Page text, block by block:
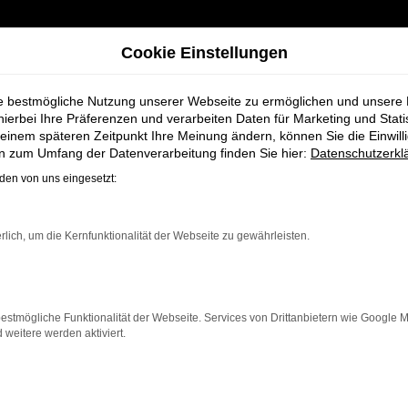
+ Koch - Ihr
Als erfahrene Experten bieten wir
auf Ihre Wünsche und Anforderungen abgestimmt
ermöglicht es Ihnen, das Modell zu finden, das
Services rund um Audi, die Ihnen den
oder eine umfassende
Ihnen eine Betreuung auf höchstem
für Audi und finden Sie mit uns das ideale
Cookie Einstellungen
bestmögliche Nutzung unserer Webseite zu ermöglichen und unsere
Ihre Präferenzen und verarbeiten Daten für Marketing und
späteren Zeitpunkt Ihre Meinung ändern, können Sie die
zum Umfang der Datenverarbeitung finden Sie hier:
von uns eingesetzt:
um die Kernfunktionalität der Webseite zu gewährleisten.
Funktionalität der Webseite. Services von Drittanbietern wie Google
weitere werden aktiviert.